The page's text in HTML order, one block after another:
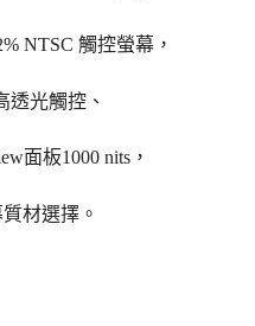
NTSC 觸控螢幕，
透光觸控、
面板1000 nits，
材選擇。